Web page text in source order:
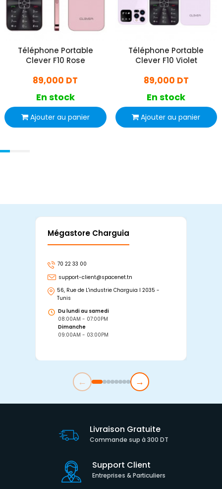
Téléphone Portable
Clever F10 Rose
89,000 DT
En stock
Ajouter au panier
Téléphone Portable
Clever F10 Violet
89,000 DT
En stock
Ajouter au panier
Mégastore Charguia
70 22 33 00
support-client@spacenet.tn
56, Rue de L'industrie Charguia I 2035 -
Tunis
Du lundi au samedi
08:00AM - 07:00PM
Dimanche
09:00AM - 03:00PM
← →
Livraison Gratuite
Commande sup à 300 DT
Support Client
Entreprises & Particuliers